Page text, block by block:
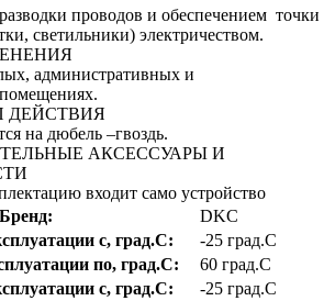
проводов и обеспечением точки
светильники) электричеством.
административных и
на дюбель –гвоздь.
АКСЕССУАРЫ И
входит само устройство
Бренд:
DKC
с, град.C:
-25 град.C
по, град.C:
60 град.C
с, град.C:
-25 град.C